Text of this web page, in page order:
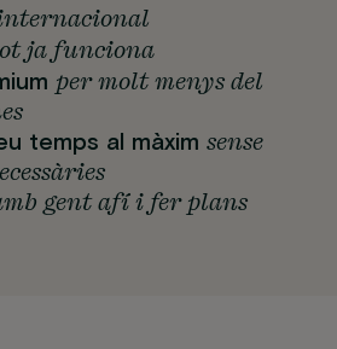
ja funciona
per molt menys del
temps al màxim sense
gent afí i fer plans